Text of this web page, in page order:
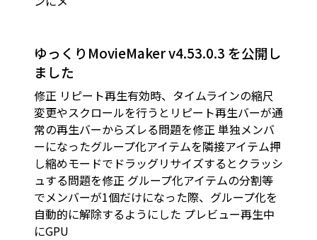
ゆっくりMovieMaker v4.53.0.3 を公開し
ました
修正 リピート再生有効時、タイムラインの縮尺
変更やスクロールを行うとリピート再生バーが通
常の再生バーからズレる問題を修正 単独メンバ
ーになったグループ化アイテムを隣接アイテム押
し縮めモードでドラッグリサイズするとクラッシ
ュする問題を修正 グループ化アイテムの分割等
でメンバーが1個だけになった際、グループ化を
自動的に解除するようにした プレビュー再生中
にGPU